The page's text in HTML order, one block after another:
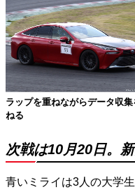
ラップを重ねながらデータ収集
ねる
次戦は10月20日。
青いミライは3人の大学